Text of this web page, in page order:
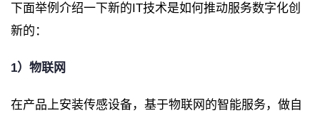
下面举例介绍一下新的IT技术是如何推动服务数字化创
新的：
1）物联网
在产品上安装传感设备，基于物联网的智能服务，做自